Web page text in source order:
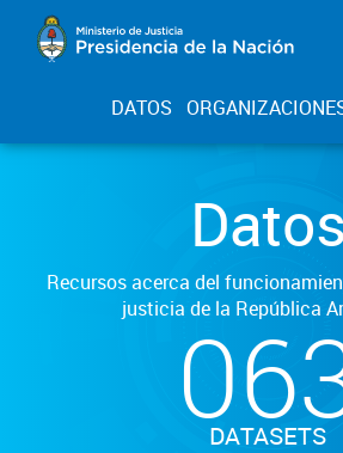
DATOS
Datos
Recursos acerca del
justicia de la República
DATASETS